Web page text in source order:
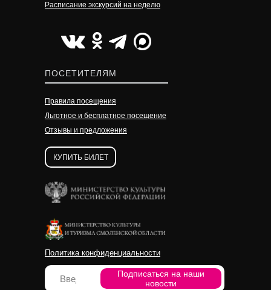
УЗНАТЬ ПОДРОБНЕЕ
Расписание экскурсий на неделю
ПОСЕТИТЕЛЯМ
Правила посещения
Льготное и бесплатное посещение
Отзывы и предложения
КУПИТЬ БИЛЕТ
Политика конфиденциальности
Подписаться на наши
новости